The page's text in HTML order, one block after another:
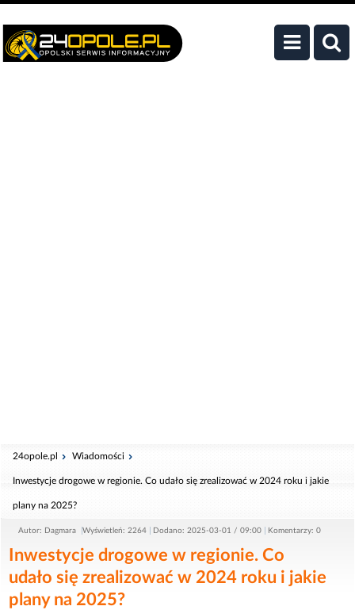
24opole.pl Wiadomości
Inwestycje drogowe w regionie. Co udało się zrealizować w 2024 roku i jakie
plany na 2025?
Autor: Dagmara Wyświetleń: 2264 Dodano: 2025-03-01 / 09:00 Komentarzy: 0
Inwestycje drogowe w regionie. Co
udało się zrealizować w 2024 roku i jakie
plany na 2025?